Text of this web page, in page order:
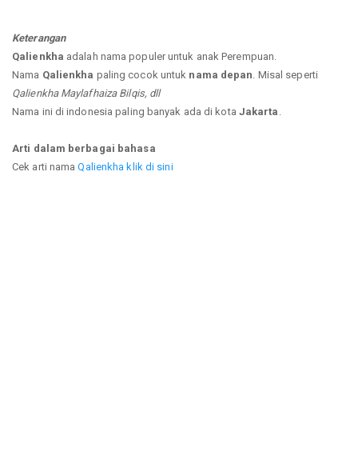
Keterangan
Qalienkha adalah nama populer untuk anak Perempuan.
Nama Qalienkha paling cocok untuk nama depan . Misal seperti
Qalienkha Maylafhaiza Bilqis, dll
Nama ini di indonesia paling banyak ada di kota Jakarta
Arti dalam berbagai bahasa
Cek arti namaQalienkha klik di sini